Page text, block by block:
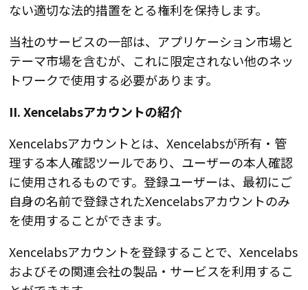
ない適切な法的措置をとる権利を保持します。
当社のサービスの一部は、アプリケーション市場と
テーマ市場を含むが、これに限定されない他のネッ
トワークで使用する必要があります。
II. Xencelabsアカウントの紹介
Xencelabsアカウントとは、Xencelabsが所有・管
理する本人確認ツールであり、ユーザーの本人確認
に使用されるものです。登録ユーザーは、最初にご
自身の名前で登録されたXencelabsアカウントのみ
を使用することができます。
Xencelabsアカウントを登録することで、Xencelabs
およびその関連会社の製品・サービスを利用するこ